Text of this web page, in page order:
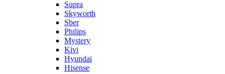
Supra
Skyworth
Sber
Philips
Mystery
Kivi
Hyundai
Hisense